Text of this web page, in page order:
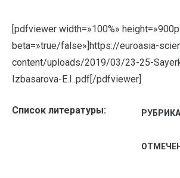
[pdfviewer width=»100%»
beta=»true/false»]https://euroasia-
content/uploads/2019/03/23-25-
Izbasarova-E.I..pdf[/pdfviewer]
Список литературы: